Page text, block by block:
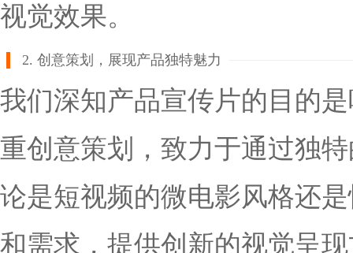
视觉效果。
2. 创意策划，展现产品独特魅力
我们深知产品宣传片的目的
重创意策划，致力于通过独
论是短视频的微电影风格还
和需求，提供创新的视觉呈